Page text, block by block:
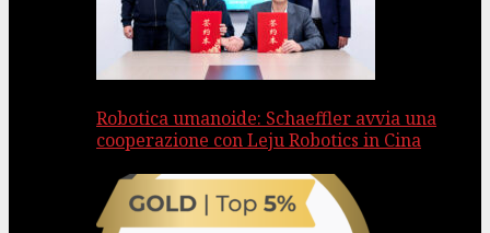
Robotica umanoide: Schaeffler avvia una
cooperazione con Leju Robotics in Cina